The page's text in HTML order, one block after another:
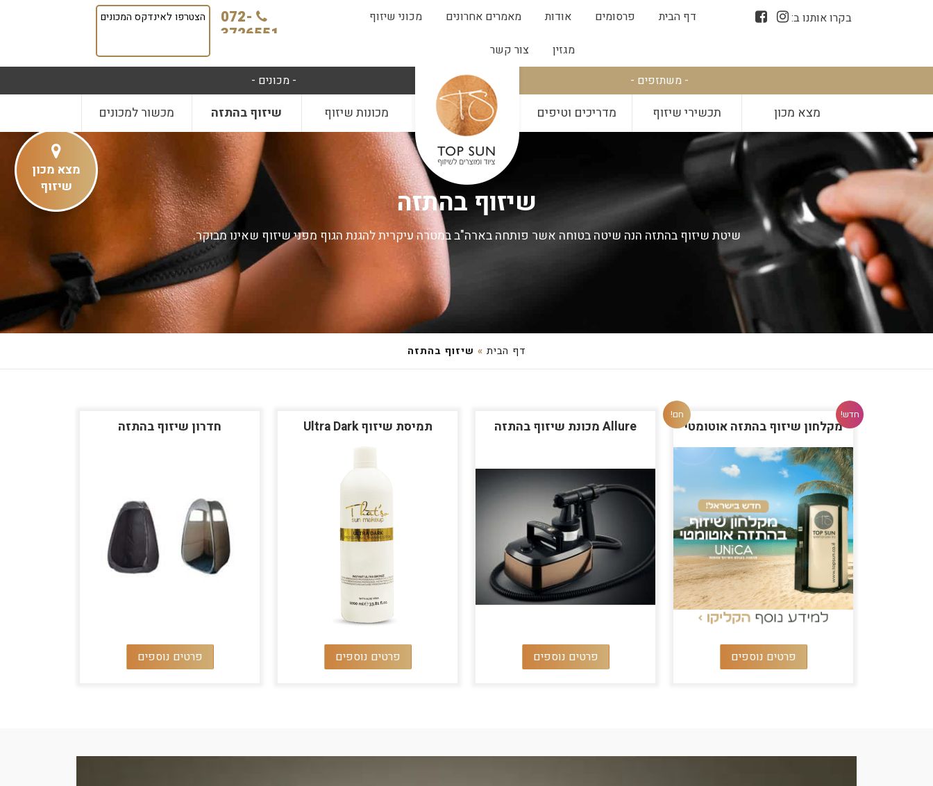
בקרו אותנו ב: דף הבית פרסומים אודות מאמרים אחרונים
מכוני שיזוף
מגזין
צור קשר
072-
3726551
הצטרפו לאינדקס המכונים
- משתזפים - - מכונים -
מצא מכון תכשירי שיזוף מדריכים וטיפים מכונות שיזוף שיזוף בהתזה מכשור למכונים
שיזוף בהתזה
שיטת שיזוף בהתזה הנה שיטה בטוחה אשר פותחה בארה"ב במטרה עיקרית להגנת הגוף מפני שיזוף שאינו מבוקר.
דף הבית » שיזוף בהתזה
מקלחון שיזוף בהתזה אוטומטי
פרטים נוספים
חם! חדש!
Allure מכונת שיזוף בהתזה
פרטים נוספים
תמיסת שיזוף Ultra Dark
פרטים נוספים
חדרון שיזוף בהתזה
פרטים נוספים
מצא מכון
שיזוף